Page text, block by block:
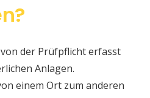
der Prüfpflicht erfasst
Anlagen.
einem Ort zum anderen